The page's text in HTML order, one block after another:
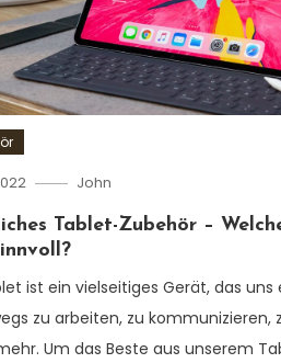
John
Tablet-Zubehör –
ist ein vielseitiges Gerät, das
zu arbeiten, zu kommunizieren,
Um das Beste aus unserem